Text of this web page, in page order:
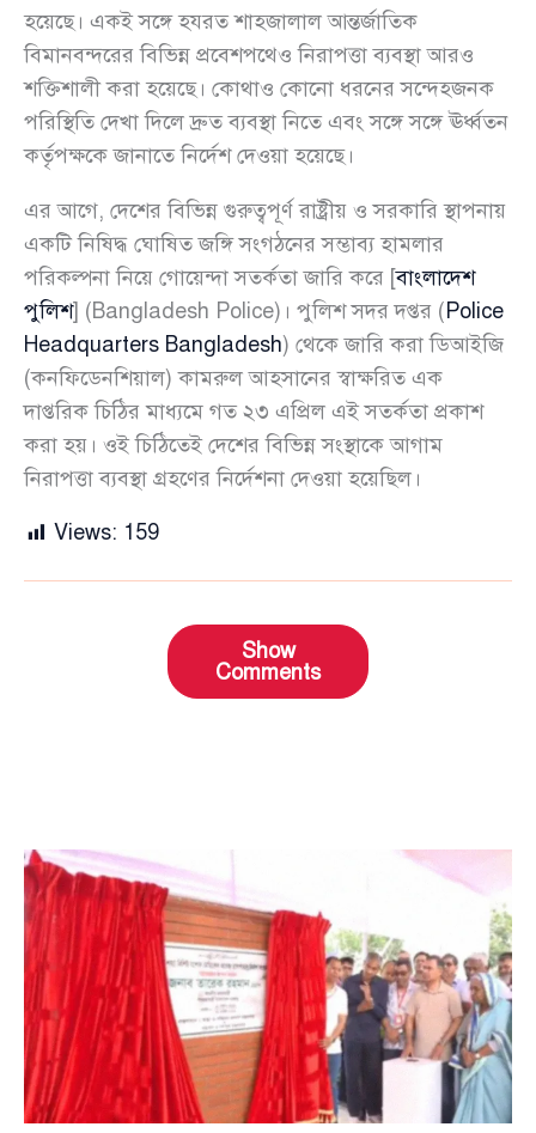
হয়েছে। একই সঙ্গে হযরত শাহজালাল আন্তর্জাতিক
বিমানবন্দরের বিভিন্ন প্রবেশপথেও নিরাপত্তা ব্যবস্থা আরও
শক্তিশালী করা হয়েছে। কোথাও কোনো ধরনের সন্দেহজনক
পরিস্থিতি দেখা দিলে দ্রুত ব্যবস্থা নিতে এবং সঙ্গে সঙ্গে ঊর্ধ্বতন
কর্তৃপক্ষকে জানাতে নির্দেশ দেওয়া হয়েছে।
এর আগে, দেশের বিভিন্ন গুরুত্বপূর্ণ রাষ্ট্রীয় ও সরকারি স্থাপনায়
একটি নিষিদ্ধ ঘোষিত জঙ্গি সংগঠনের সম্ভাব্য হামলার
পরিকল্পনা নিয়ে গোয়েন্দা সতর্কতা জারি করে [বাংলাদেশ
পুলিশ] (Bangladesh Police)। পুলিশ সদর দপ্তর (Police
Headquarters Bangladesh) থেকে জারি করা ডিআইজি
(কনফিডেনশিয়াল) কামরুল আহসানের স্বাক্ষরিত এক
দাপ্তরিক চিঠির মাধ্যমে গত ২৩ এপ্রিল এই সতর্কতা প্রকাশ
করা হয়। ওই চিঠিতেই দেশের বিভিন্ন সংস্থাকে আগাম
নিরাপত্তা ব্যবস্থা গ্রহণের নির্দেশনা দেওয়া হয়েছিল।
Views: 159
Show
Comments